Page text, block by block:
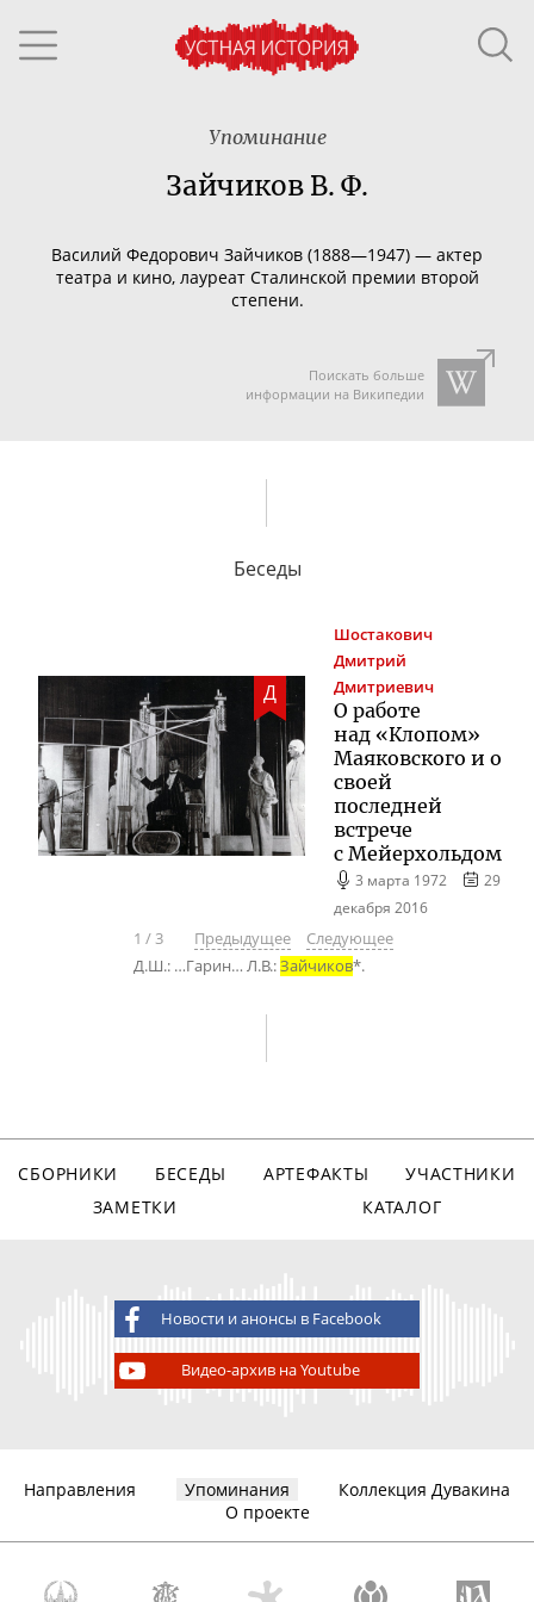
Упоминание
Зайчиков В. Ф.
Василий Федорович Зайчиков (1888—1947) — актер
театра и кино, лауреат Сталинской премии второй
степени.
Поискать больше
информации на Википедии
Беседы
Д
Шостакович
Дмитрий
Дмитриевич
О работе
над «Клопом»
Маяковского и о
своей
последней
встрече
с Мейерхольдом
3 марта 1972
29
декабря 2016
1 /3 Предыдущее
Следующее
Д.Ш.: …Гарин… Л.В.:Зайчиков*.
СБОРНИКИ БЕСЕДЫ АРТЕФАКТЫ
УЧАСТНИКИ
ЗАМЕТКИ
КАТАЛОГ
Новости и анонсы в Facebook
Видео-архив на Youtube
Направления Упоминания
Коллекция Дувакина
О проекте